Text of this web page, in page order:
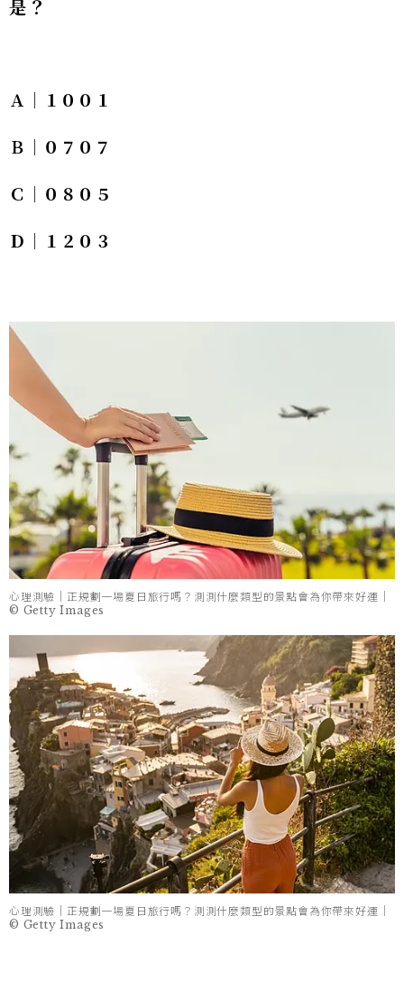
是？
Ａ｜１００１
Ｂ｜０７０７
Ｃ｜０８０５
Ｄ｜１２０３
心理測驗｜正規劃一場夏日旅行嗎？測測什麼類型的景點會為你帶來好運｜
© Getty Images
心理測驗｜正規劃一場夏日旅行嗎？測測什麼類型的景點會為你帶來好運｜
© Getty Images